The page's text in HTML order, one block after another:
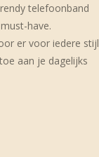
telefoonband
have.
er voor iedere stijl
aan je dagelijks